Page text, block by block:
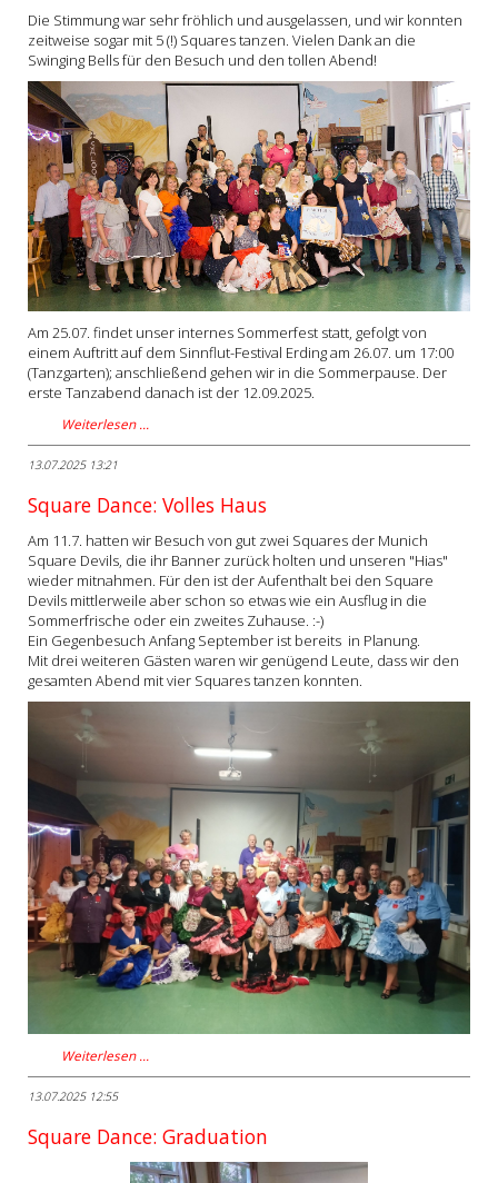
Die Stimmung war sehr fröhlich und ausgelassen, und wir konnten
zeitweise sogar mit 5 (!) Squares tanzen. Vielen Dank an die
Swinging Bells für den Besuch und den tollen Abend!
Am 25.07. findet unser internes Sommerfest statt, gefolgt von
einem Auftritt auf dem Sinnflut-Festival Erding am 26.07. um 17:00
(Tanzgarten); anschließend gehen wir in die Sommerpause. Der
erste Tanzabend danach ist der 12.09.2025.
Weiterlesen …
13.07.2025 13:21
Square Dance: Volles Haus
Am 11.7. hatten wir Besuch von gut zwei Squares der Munich
Square Devils, die ihr Banner zurück holten und unseren "Hias"
wieder mitnahmen. Für den ist der Aufenthalt bei den Square
Devils mittlerweile aber schon so etwas wie ein Ausflug in die
Sommerfrische oder ein zweites Zuhause. :-)
Ein Gegenbesuch Anfang September ist bereits in Planung.
Mit drei weiteren Gästen waren wir genügend Leute, dass wir den
gesamten Abend mit vier Squares tanzen konnten.
Weiterlesen …
13.07.2025 12:55
Square Dance: Graduation